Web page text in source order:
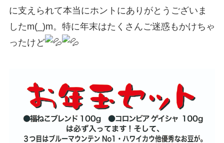
に支えられて本当にホントにありがとうございま
したm(_)m。特に年末はたくさんご迷惑もかけちゃ
ったけど